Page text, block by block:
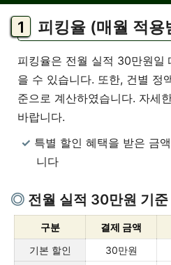
피킹율 (매월 적용
피킹율은 전월 실적 30만원일
을 수 있습니다. 또한, 건별 정
준으로 계산하였습니다. 자세
바랍니다.
특별 할인 혜택을 받은 금
니다
전월 실적 30만원 기
구분 결제 금액
기본 할인
30만원